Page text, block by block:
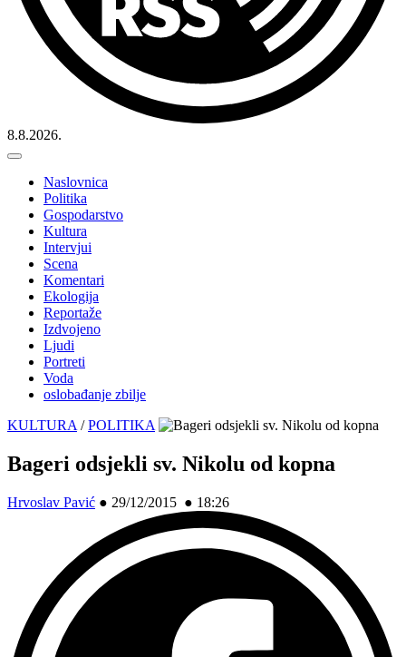
8.8.2026.
Naslovnica
Politika
Gospodarstvo
Kultura
Intervjui
Scena
Komentari
Ekologija
Reportaže
Izdvojeno
Ljudi
Portreti
Voda
oslobađanje zbilje
KULTURA /POLITIKA
Bageri odsjekli sv. Nikolu od kopna
Hrvoslav Pavić ● 29/12/2015 ● 18:26